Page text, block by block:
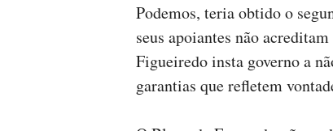
Podemos, teria obtido o
seus apoiantes não
Figueiredo insta governo a
garantias que refletem